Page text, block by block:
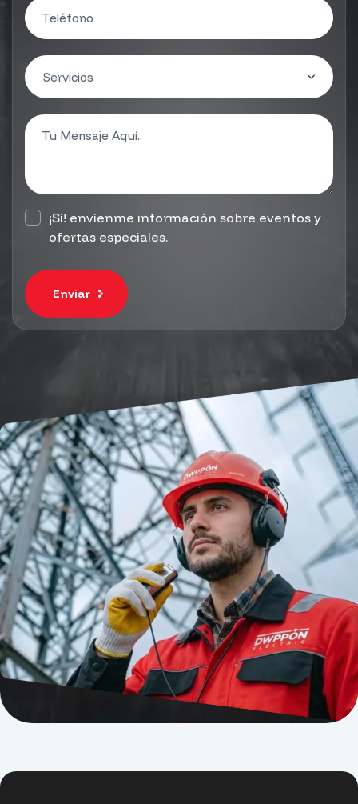
¡Sí! envíenme información sobre eventos y
ofertas especiales.
Envíar